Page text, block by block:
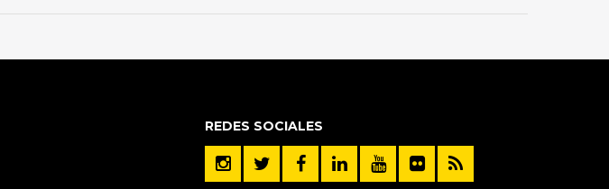
REDES SOCIALES